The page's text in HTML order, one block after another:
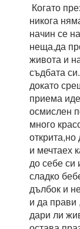
Когато
никога
начин се
неща,да
живота и
съдбата
докато
приема
осмислен
много
и мечтаех
до себе си
сладко
дълбок и
и да прави
дари ли